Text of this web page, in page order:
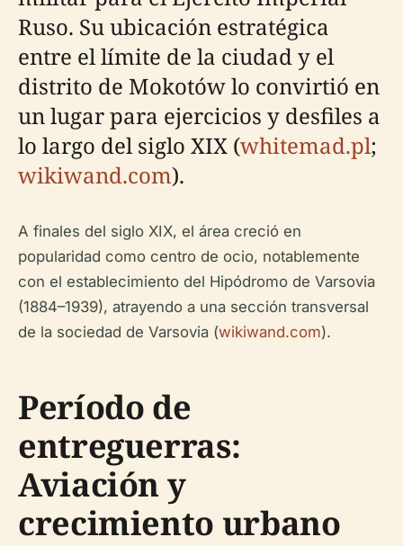
Ruso. Su ubicación estratégica
entre el límite de la ciudad y el
distrito de Mokotów lo convirtió en
un lugar para ejercicios y desfiles a
lo largo del siglo XIX (whitemad.pl;
wikiwand.com).
A finales del siglo XIX, el área creció en
popularidad como centro de ocio, notablemente
con el establecimiento del Hipódromo de Varsovia
(1884–1939), atrayendo a una sección transversal
de la sociedad de Varsovia (wikiwand.com).
Período de
entreguerras:
Aviación y
crecimiento urbano